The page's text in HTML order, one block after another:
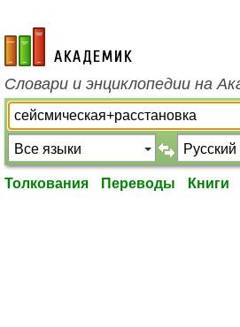
academic.ru
Словари и энциклопедии на
Толкования Переводы Книги